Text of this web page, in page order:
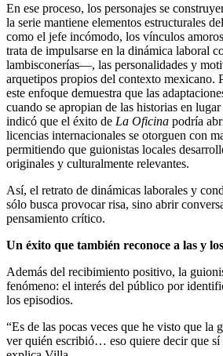
En ese proceso, los personajes se
la serie mantiene elementos estructurales
como el jefe incómodo, los vínculos
trata de impulsarse en la dinámica laboral
lambisconerías—, las personalidades y
arquetipos propios del contexto mexicano.
este enfoque demuestra que las
cuando se apropian de las historias en
indicó que el éxito de La Oficina podría
licencias internacionales se otorguen con
permitiendo que guionistas locales
originales y culturalmente relevantes.
Así, el retrato de dinámicas laborales y
sólo busca provocar risa, sino abrir
pensamiento crítico.
Un éxito que también reconoce a las y
Además del recibimiento positivo, la
fenómeno: el interés del público por
los episodios.
“Es de las pocas veces que he visto que la
ver quién escribió… eso quiere decir que sí